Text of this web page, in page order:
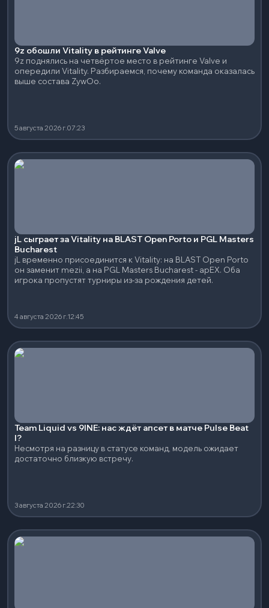
9z обошли Vitality в рейтинге Valve
9z поднялись на четвёртое место в рейтинге Valve и
опередили Vitality. Разбираемся, почему команда оказалась
выше состава ZywOo.
5 августа 2026 г.07:23
jL сыграет за Vitality на BLAST Open Porto и PGL Masters
Bucharest
jL временно присоединится к Vitality: на BLAST Open Porto
он заменит mezii, а на PGL Masters Bucharest - apEX. Оба
игрока пропустят турниры из-за рождения детей.
4 августа 2026 г.12:45
Team Liquid vs 9INE: нас ждёт апсет в матче Pulse Beat
I?
Несмотря на разницу в статусе команд, модель ожидает
достаточно близкую встречу.
3 августа 2026 г.22:30